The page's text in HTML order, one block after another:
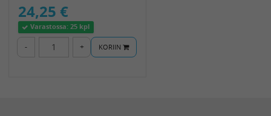
24,25 €
Varastossa:25 kpl
- + KORIIN